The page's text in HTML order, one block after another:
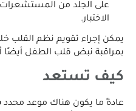
على الجلد من المستشعرات
الاختبار.
يمكن إجراء تقويم نظم القلب
بمراقبة نبض قلب الطفل أيضًا
كيف تستعد
عادةً ما يكون هناك موعد محدد